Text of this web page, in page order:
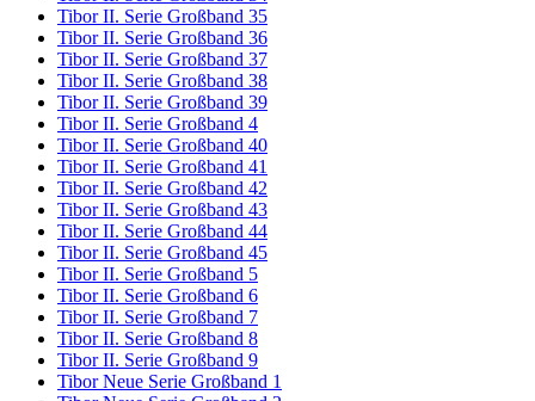
Tibor II. Serie Großband 35
Tibor II. Serie Großband 36
Tibor II. Serie Großband 37
Tibor II. Serie Großband 38
Tibor II. Serie Großband 39
Tibor II. Serie Großband 4
Tibor II. Serie Großband 40
Tibor II. Serie Großband 41
Tibor II. Serie Großband 42
Tibor II. Serie Großband 43
Tibor II. Serie Großband 44
Tibor II. Serie Großband 45
Tibor II. Serie Großband 5
Tibor II. Serie Großband 6
Tibor II. Serie Großband 7
Tibor II. Serie Großband 8
Tibor II. Serie Großband 9
Tibor Neue Serie Großband 1